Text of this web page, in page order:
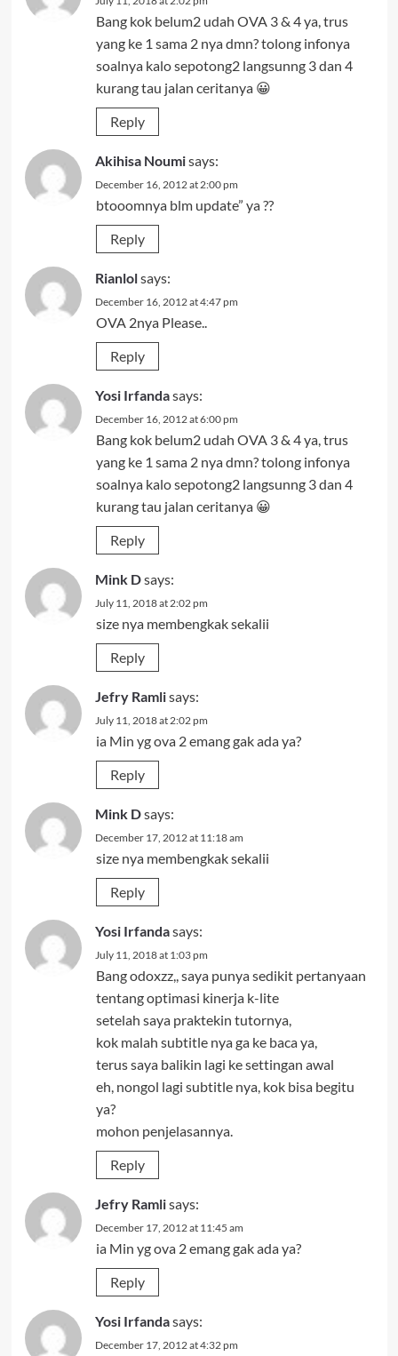
Bang kok belum2 udah OVA 3 & 4 ya, trus
yang ke 1 sama 2 nya dmn? tolong infonya
soalnya kalo sepotong2 langsunng 3 dan 4
kurang tau jalan ceritanya 😀
Reply
Akihisa Noumisays:
December 16, 2012 at 2:00 pm
btooomnya blm update” ya ??
Reply
Rianlolsays:
December 16, 2012 at 4:47 pm
OVA 2nya Please..
Reply
Yosi Irfandasays:
December 16, 2012 at 6:00 pm
Bang kok belum2 udah OVA 3 & 4 ya, trus
yang ke 1 sama 2 nya dmn? tolong infonya
soalnya kalo sepotong2 langsunng 3 dan 4
kurang tau jalan ceritanya 😀
Reply
Mink Dsays:
July 11, 2018 at 2:02 pm
size nya membengkak sekalii
Reply
Jefry Ramlisays:
July 11, 2018 at 2:02 pm
ia Min yg ova 2 emang gak ada ya?
Reply
Mink Dsays:
December 17, 2012 at 11:18 am
size nya membengkak sekalii
Reply
Yosi Irfandasays:
July 11, 2018 at 1:03 pm
Bang odoxzz,, saya punya sedikit pertanyaan
tentang optimasi kinerja k-lite
setelah saya praktekin tutornya,
kok malah subtitle nya ga ke baca ya,
terus saya balikin lagi ke settingan awal
eh, nongol lagi subtitle nya, kok bisa begitu
ya?
mohon penjelasannya.
Reply
Jefry Ramlisays:
December 17, 2012 at 11:45 am
ia Min yg ova 2 emang gak ada ya?
Reply
Yosi Irfandasays:
December 17, 2012 at 4:32 pm